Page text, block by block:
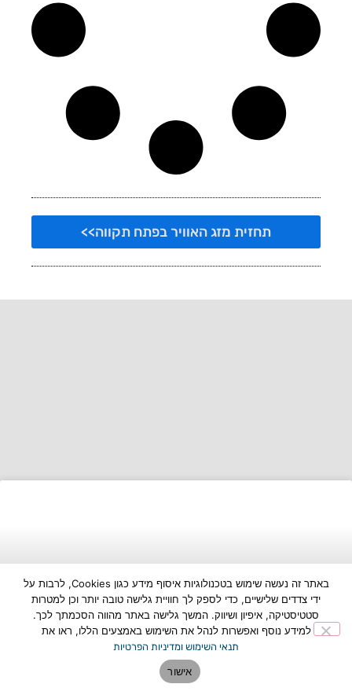
תחזית מזג האוויר בפתח תקווה>>
נתקעתם בחוץ? המדריך המלא לבחירת איש
באתר זה נעשה שימוש בטכנולוגיות איסוף מידע כגון Cookies, לרבות על
ידי צדדים שלישיים, כדי לספק לך חוויית גלישה טובה יותר וכן למטרות
סטטיסטיקה, איפיון ושיווק. המשך גלישה באתר מהווה הסכמתך לכך.
למידע נוסף ואפשרות לנהל את השימוש באמצעים הללו, ראו את
תנאי השימוש ומדיניות הפרטיות
אישור